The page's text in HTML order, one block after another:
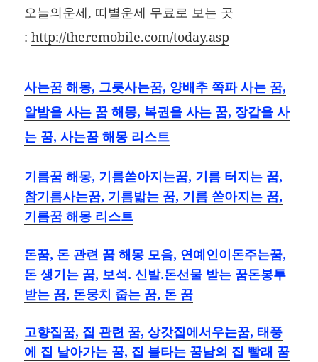
오늘의운세, 띠별운세 무료로 보는 곳
:http://theremobile.com/today.asp
사는꿈 해몽, 그릇사는꿈, 양배추 쪽파 사는 꿈,
알밤을 사는 꿈 해몽, 복권을 사는 꿈, 장갑을 사
는 꿈, 사는꿈 해몽 리스트
기름꿈 해몽, 기름쏟아지는꿈, 기름 터지는 꿈,
참기름사는꿈, 기름밟는 꿈, 기름 쏟아지는 꿈,
기름꿈 해몽 리스트
돈꿈, 돈 관련 꿈 해몽 모음, 연예인이돈주는꿈,
돈 생기는 꿈, 보석. 신발.돈선물 받는 꿈돈봉투
받는 꿈, 돈뭉치 줍는 꿈, 돈 꿈
고향집꿈, 집 관련 꿈, 상갓집에서우는꿈, 태풍
에 집 날아가는 꿈, 집 불타는 꿈남의 집 빨래 꿈